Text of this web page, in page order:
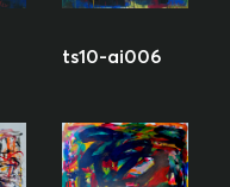
ts10-ai006